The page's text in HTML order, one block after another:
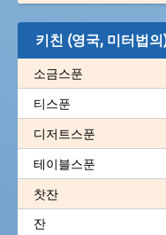
키친 (영국, 미터법의
소금스푼
티스푼
디저트스푼
테이블스푼
찻잔
잔